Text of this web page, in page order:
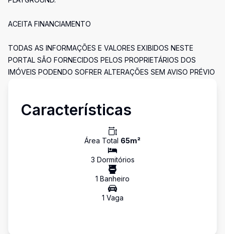
ACEITA FINANCIAMENTO
TODAS AS INFORMAÇÕES E VALORES EXIBIDOS NESTE
PORTAL SÃO FORNECIDOS PELOS PROPRIETÁRIOS DOS
IMÓVEIS PODENDO SOFRER ALTERAÇÕES SEM AVISO PRÉVIO
Características
Área Total 65m²
3 Dormitórios
1 Banheiro
1 Vaga